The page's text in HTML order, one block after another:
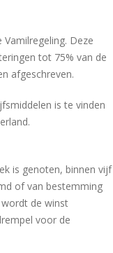
Deze
tot 75% van de
afgeschreven.
is te vinden
is genoten, binnen vijf
of van bestemming
de winst
voor de